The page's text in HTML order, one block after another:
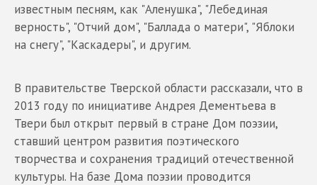
известным песням, как "Аленушка", "Лебединая
верность", "Отчий дом", "Баллада о матери", "Яблоки
на снегу", "Каскадеры", и другим.
В правительстве Тверской области рассказали, что в
2013 году по инициативе Андрея Дементьева в
Твери был открыт первый в стране Дом поэзии,
ставший центром развития поэтического
творчества и сохранения традиций отечественной
культуры. На базе Дома поэзии проводится